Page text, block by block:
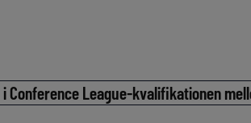
Conference League-kvalifikationen